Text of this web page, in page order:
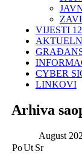
VIJESTI
CYBER
LINKOVI
Arhiva
August
PoUt Sr